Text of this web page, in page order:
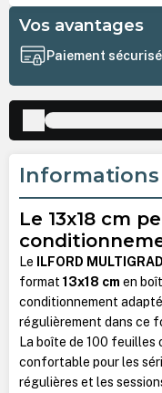
Vos avantages
Paiement sécurisé
Le 13x18 cm
Le ILFORD
format 13x18 cm en
conditionnement
régulièrement dans ce
La boîte de 100
confortable pour les
régulières et les